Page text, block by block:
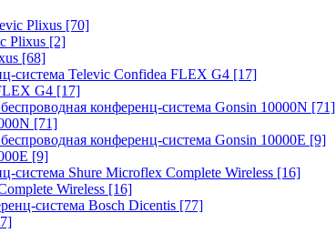
Plixus [70]
Plixus [2]
[68]
система Televic Confidea FLEX G4 [17]
G4 [17]
конференц-система Gonsin 10000N [71]
[71]
конференц-система Gonsin 10000E [9]
[9]
система Shure Microflex Complete Wireless [16]
Wireless [16]
система Bosch Dicentis [77]